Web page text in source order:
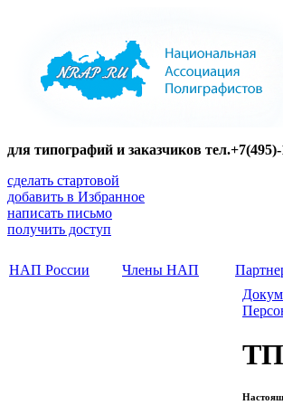
для типографий и заказчиков
сделать стартовой
добавить в Избранное
написать письмо
получить доступ
НАП России Члены НАП